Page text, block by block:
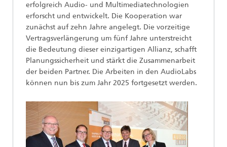
erfolgreich Audio- und Multimediatechnologien
erforscht und entwickelt. Die Kooperation war
zunächst auf zehn Jahre angelegt. Die vorzeitige
Vertragsverlängerung um fünf Jahre unterstreicht
die Bedeutung dieser einzigartigen Allianz, schafft
Planungssicherheit und stärkt die Zusammenarbeit
der beiden Partner. Die Arbeiten in den AudioLabs
können nun bis zum Jahr 2025 fortgesetzt werden.